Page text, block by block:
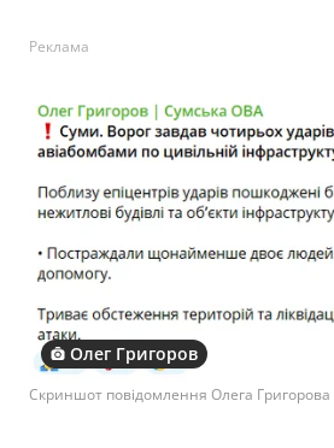
Реклама
Олег Григоров
Скриншот повідомлення Олега Григорова